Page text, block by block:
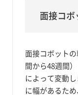
面接コボ
面接コボット
間から48週間
によって変動
に幅があるた